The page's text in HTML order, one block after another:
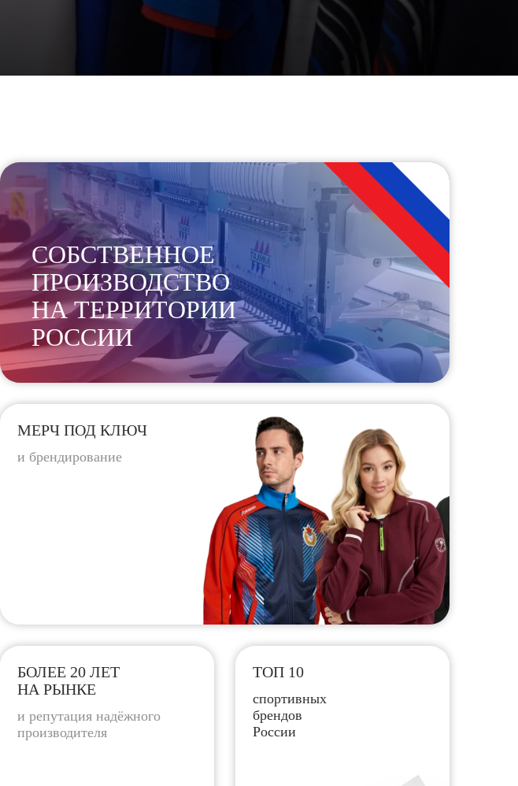
СОБСТВЕННОЕ
ПРОИЗВОДСТВО
НА ТЕРРИТОРИИ
РОССИИ
МЕРЧ ПОД КЛЮЧ
и брендирование
БОЛЕЕ 20 ЛЕТ
НА РЫНКЕ
и репутация надёжного
производителя
ТОП 10
спортивных
брендов
России